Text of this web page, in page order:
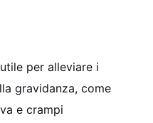
per alleviare i
gravidanza, come
e crampi